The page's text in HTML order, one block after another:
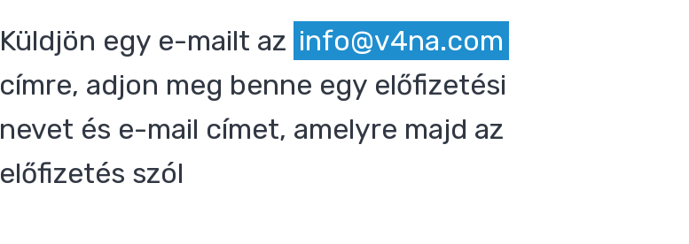
Küldjön egy e-mailt az info@v4na.com
címre, adjon meg benne egy előfizetési
nevet és e-mail címet, amelyre majd az
előfizetés szól